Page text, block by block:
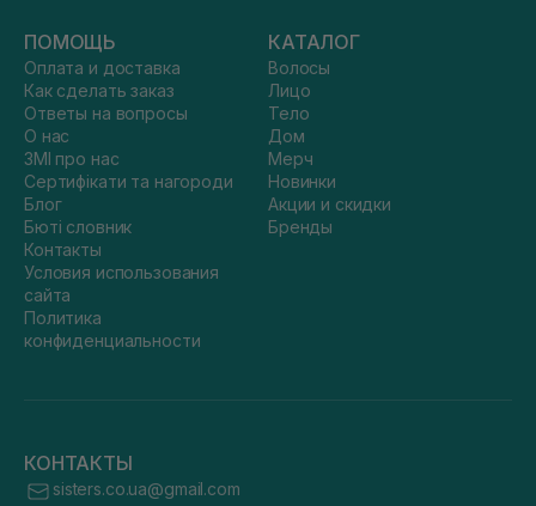
ПОМОЩЬ
Оплата и доставка
Как сделать заказ
Ответы на вопросы
О нас
ЗМІ про нас
Сертифікати та нагороди
Блог
Бюті словник
Контакты
Условия использования
сайта
Политика
конфиденциальности
КАТАЛОГ
Волосы
Лицо
Тело
Дом
Мерч
Новинки
Акции и скидки
Бренды
КОНТАКТЫ
sisters.co.ua@gmail.com